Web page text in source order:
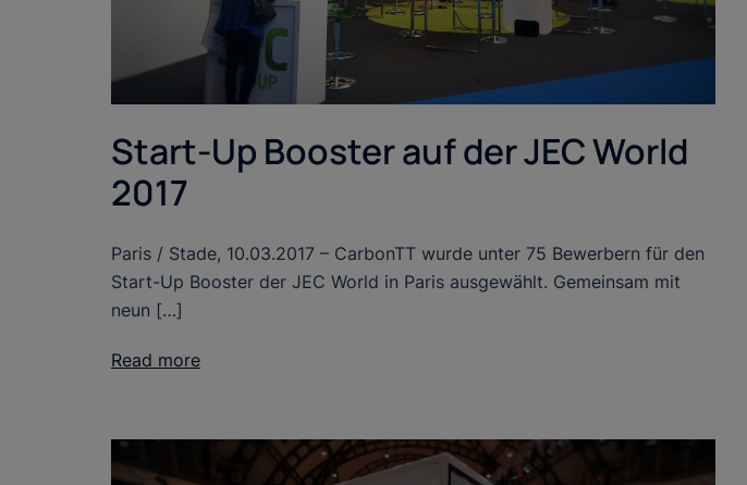
Start-Up Booster auf der JEC World
2017
Paris / Stade, 10.03.2017 – CarbonTT wurde unter 75 Bewerbern für den
Start-Up Booster der JEC World in Paris ausgewählt. Gemeinsam mit
neun […]
Read more